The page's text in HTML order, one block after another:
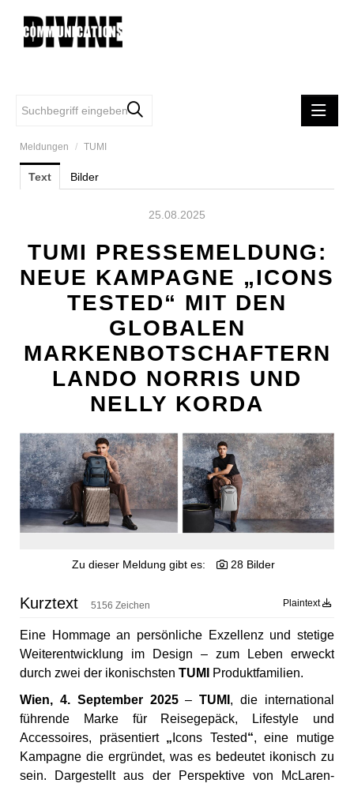
MELDUNGEN
DIVINE COMMUNCATIONS
FIRST VIENNA FC 1894
EASYSTAFF
MINDFUL WOMEN'S CIRCLE
POSTSPORTVEREIN WIEN
Meldungen / TUMI
Text Bilder
25.08.2025
TUMI PRESSEMELDUNG:
NEUE KAMPAGNE „ICONS
TESTED“ MIT DEN
GLOBALEN
MARKENBOTSCHAFTERN
LANDO NORRIS UND
NELLY KORDA
Zu dieser Meldung gibt es: 28 Bilder
Kurztext 5156 Zeichen Plaintext
Eine Hommage an persönliche Exzellenz und stetige
Weiterentwicklung im Design – zum Leben erweckt
durch zwei der ikonischsten TUMI
Produktfamilien.
Wien, 4. September 2025–TUMI , die international
führende Marke für Reisegepäck, Lifestyle und
Accessoires, präsentiert „ Icons Tested“, eine mutige
Kampagne die ergründet, was es bedeutet ikonisch zu
sein. Dargestellt aus der Perspektive von McLaren-